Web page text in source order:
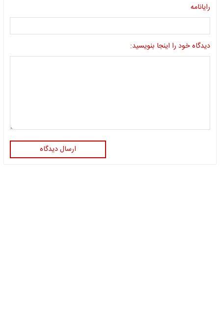
رایانامه
دیدگاه خود را اینجا بنویسید:
ارسال دیدگاه